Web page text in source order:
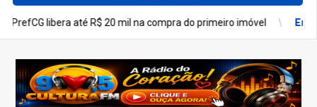
R$ 20 mil na compra do primeiro imóvel Entretenimento